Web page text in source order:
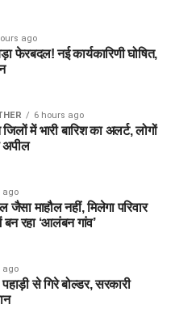
ago
फेरबदल! नई कार्यकारिणी घोषित,
6 hours ago
में भारी बारिश का अलर्ट, लोगों
अपील
ago
माहौल नहीं, मिलेगा परिवार
रहा ‘आलंबन गांव’
ago
से गिरे बोल्डर, सरकारी